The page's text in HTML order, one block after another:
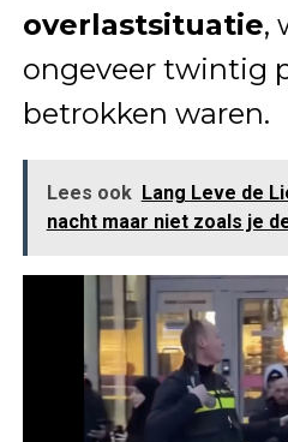
overlastsituatie,
ongeveer twintig
betrokken waren.
Lees ook Lang Leve de
nacht maar niet zoals je